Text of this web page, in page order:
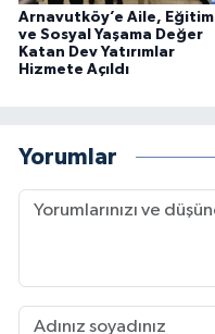
Arnavutköy’e Aile, Eğitim
ve Sosyal Yaşama Değer
Katan Dev Yatırımlar
Hizmete Açıldı
Yorumlar